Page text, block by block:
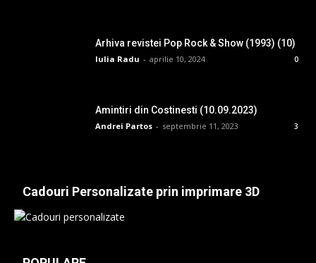
Arhiva revistei Pop Rock & Show (1993) (10)
Iulia Radu - aprilie 10, 2024 0
Amintiri din Costinesti (10.09.2023)
Andrei Partos - septembrie 11, 2023 3
Cadouri Personalizate prin imprimare 3D